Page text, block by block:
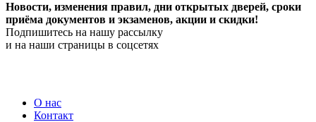
Новости, изменения правил, дни открытых дверей, сроки
приёма документов и экзаменов, акции и скидки!
Подпишитесь на нашу рассылку
и на наши страницы в соцсетях
О нас
Контакт